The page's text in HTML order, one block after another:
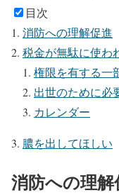
目次
消防への理解促進
税金が無駄に使わ
権限を有する一
出世のために必
カレンダー
膿を出してほしい
消防への理解